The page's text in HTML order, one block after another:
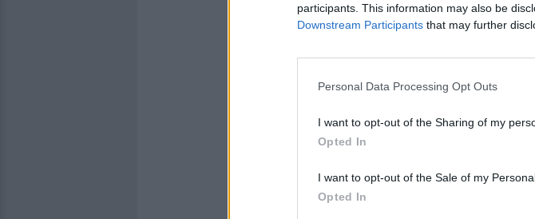
participants. This information may also be
Downstream Participants that may further
Personal Data Processing Opt Outs
I want to opt-out of the Sharing of my
Opted In
I want to opt-out of the Sale of my
Opted In